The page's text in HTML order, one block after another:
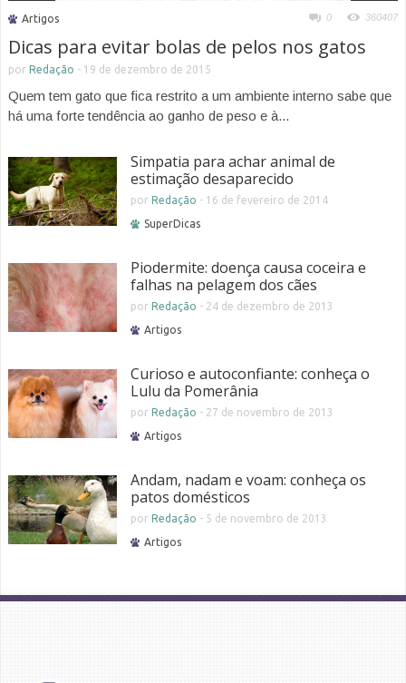
Artigos 0 360407
Dicas para evitar bolas de pelos nos gatos
por Redação - 19 de dezembro de 2015
Quem tem gato que fica restrito a um ambiente interno sabe que
há uma forte tendência ao ganho de peso e à...
Simpatia para achar animal de
estimação desaparecido
por Redação - 16 de fevereiro de 2014
SuperDicas
Piodermite: doença causa coceira e
falhas na pelagem dos cães
por Redação - 24 de dezembro de 2013
Artigos
Curioso e autoconfiante: conheça o
Lulu da Pomerânia
por Redação - 27 de novembro de 2013
Artigos
Andam, nadam e voam: conheça os
patos domésticos
por Redação - 5 de novembro de 2013
Artigos